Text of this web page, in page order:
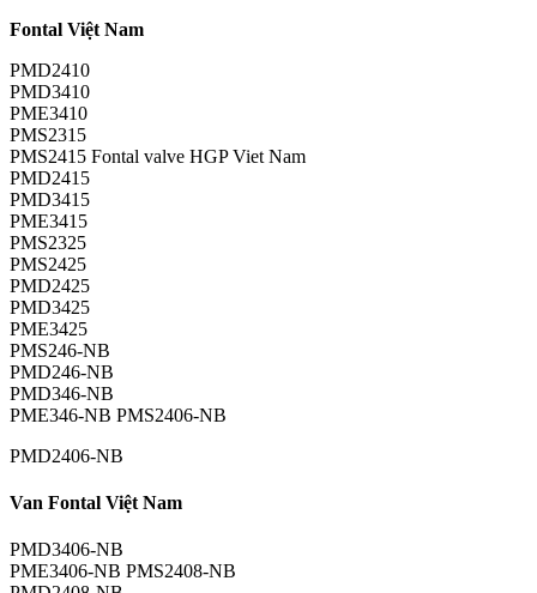
Fontal Việt Nam
PMD2410
PMD3410
PME3410
PMS2315
PMS2415 Fontal valve HGP Viet Nam
PMD2415
PMD3415
PME3415
PMS2325
PMS2425
PMD2425
PMD3425
PME3425
PMS246-NB
PMD246-NB
PMD346-NB
PME346-NB PMS2406-NB
PMD2406-NB
Van Fontal Việt Nam
PMD3406-NB
PME3406-NB PMS2408-NB